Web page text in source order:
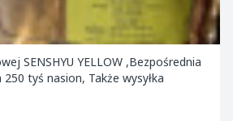
SENSHYU YELLOW ,Bezpośrednia
tyś nasion, Także wysyłka